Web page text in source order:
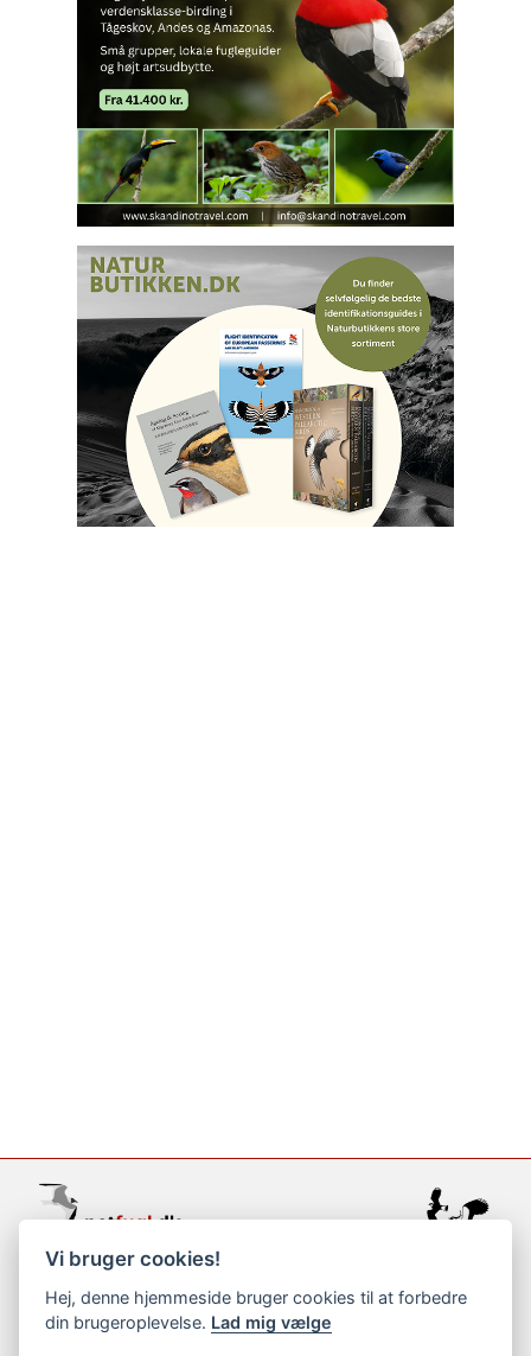
support@netfugl.dk
copyright © 2002-2023
Vi bruger cookies!
Hej, denne hjemmeside bruger cookies til at forbedre
din brugeroplevelse. Lad mig vælge